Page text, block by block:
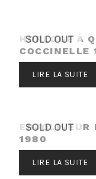
SOLD OUT
HORLOGE À
LIRE LA SUITE
SOLD OUT
ENJOLIVEUR
1980
LIRE LA SUITE